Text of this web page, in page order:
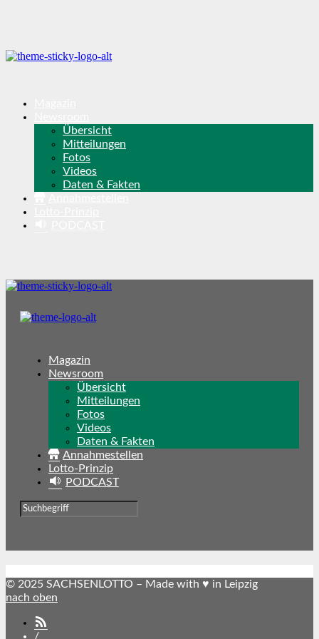
Übersicht
Mitteilungen
Fotos
Videos
Daten & Fakten
Magazin
Newsroom
Übersicht
Mitteilungen
Fotos
Videos
Daten & Fakten
Annahmestellen
Lotto-Prinzip
PODCAST
© 2025 SACHSENLOTTO – Made with ♥ in Leipzig
nach oben
/